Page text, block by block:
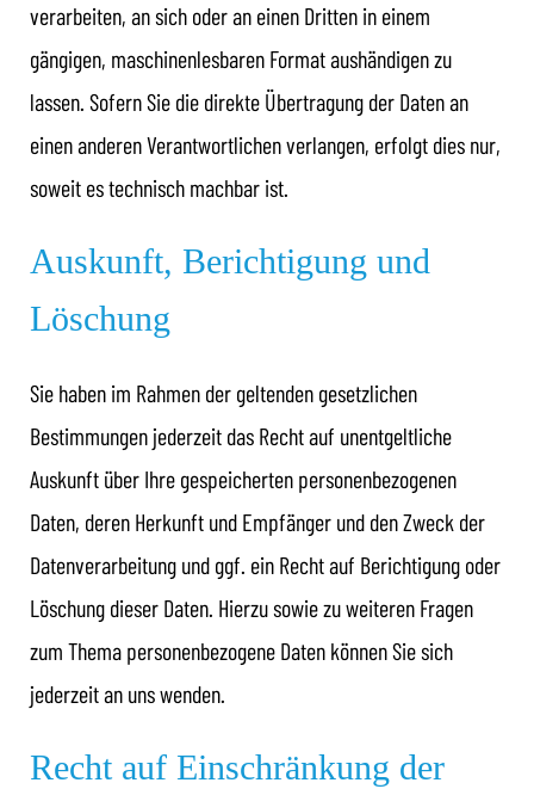
verarbeiten, an sich oder an einen Dritten in einem
gängigen, maschinenlesbaren Format aushändigen zu
lassen. Sofern Sie die direkte Übertragung der Daten an
einen anderen Verantwortlichen verlangen, erfolgt dies nur,
soweit es technisch machbar ist.
Auskunft, Berichtigung und
Löschung
Sie haben im Rahmen der geltenden gesetzlichen
Bestimmungen jederzeit das Recht auf unentgeltliche
Auskunft über Ihre gespeicherten personenbezogenen
Daten, deren Herkunft und Empfänger und den Zweck der
Datenverarbeitung und ggf. ein Recht auf Berichtigung oder
Löschung dieser Daten. Hierzu sowie zu weiteren Fragen
zum Thema personenbezogene Daten können Sie sich
jederzeit an uns wenden.
Recht auf Einschränkung der